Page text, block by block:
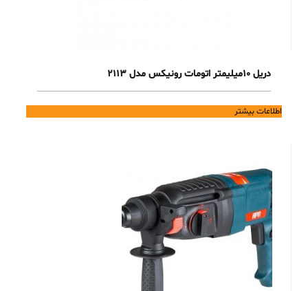
دریل 10میلیمتر اتومات رونیکس مدل 2113
اطلاعات بیشتر